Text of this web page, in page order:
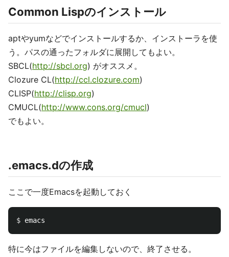
Common Lispのインストール
aptやyumなどでインストールするか、インストーラを使
う。パスの通ったフォルダに展開してもよい。
SBCL(http://sbcl.org) がオススメ。
Clozure CL(http://ccl.clozure.com)
CLISP(http://clisp.org)
CMUCL(http://www.cons.org/cmucl)
でもよい。
.emacs.dの作成
ここで一度Emacsを起動しておく
$
特に今はファイルを編集しないので、終了させる。